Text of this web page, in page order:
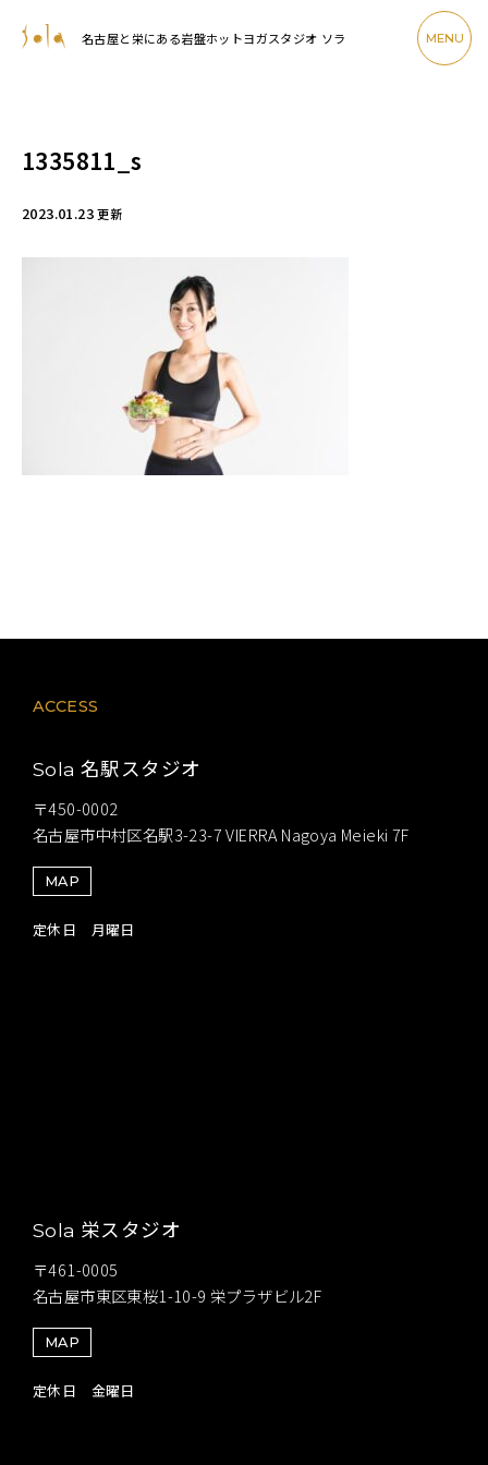
名古屋と栄にある岩盤ホットヨガスタジオ ソラ MENU
1335811_s
2023.01.23更新
ACCESS
Sola 名駅スタジオ
〒450-0002
名古屋市中村区名駅3-23-7 VIERRA Nagoya Meieki 7F
MAP
定休日 月曜日
Sola 栄スタジオ
〒461-0005
名古屋市東区東桜1-10-9 栄プラザビル2F
MAP
定休日 金曜日